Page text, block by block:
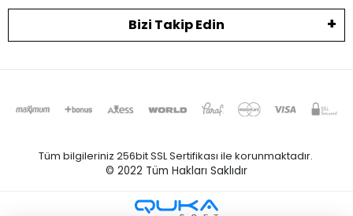
Bizi Takip Edin
Tüm bilgileriniz 256bit SSL Sertifikası ile korunmaktadır.
© 2022 Tüm Hakları Saklıdır